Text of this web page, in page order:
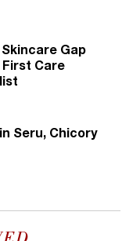
Gap
First Care
Seru, Chicory